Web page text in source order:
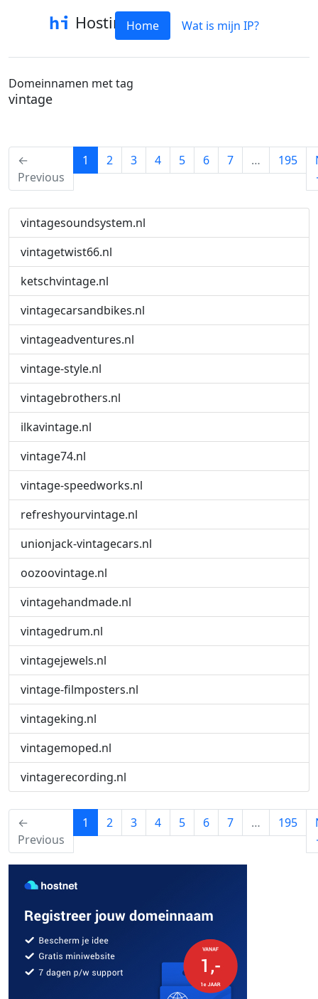
HostinfoHome Wat is mijn IP?
Domeinnamen met tag
vintage
←
Previous
1 (current)
2 3 4 5 6 7 … 195
vintagesoundsystem.nl
vintagetwist66.nl
ketschvintage.nl
vintagecarsandbikes.nl
vintageadventures.nl
vintage-style.nl
vintagebrothers.nl
ilkavintage.nl
vintage74.nl
vintage-speedworks.nl
refreshyourvintage.nl
unionjack-vintagecars.nl
oozoovintage.nl
vintagehandmade.nl
vintagedrum.nl
vintagejewels.nl
vintage-filmposters.nl
vintageking.nl
vintagemoped.nl
vintagerecording.nl
←
Previous
1 (current)
2 3 4 5 6 7 … 195